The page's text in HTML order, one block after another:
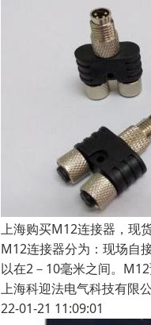
上海购买M12连接器，现
M12连接器分为：现场自
以在2－10毫米之间。
上海科迎法电气科技有限
22-01-21 11:09:01